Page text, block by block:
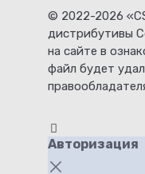
© 2022-2026
дистрибутивы
на сайте в
файл будет
Авторизация